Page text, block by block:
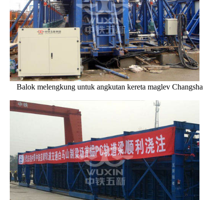
Balok melengkung untuk angkutan kereta maglev Changsha